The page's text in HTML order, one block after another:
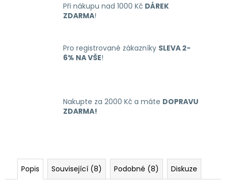
Při nákupu nad 1000 Kč DÁREK
ZDARMA!
Pro registrované zákazníky SLEVA 2-
6% NA VŠE!
Nakupte za 2000 Kč a máte DOPRAVU
ZDARMA!
Popis Související (8) Podobné (8) Diskuze